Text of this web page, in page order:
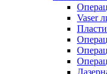
Vaser